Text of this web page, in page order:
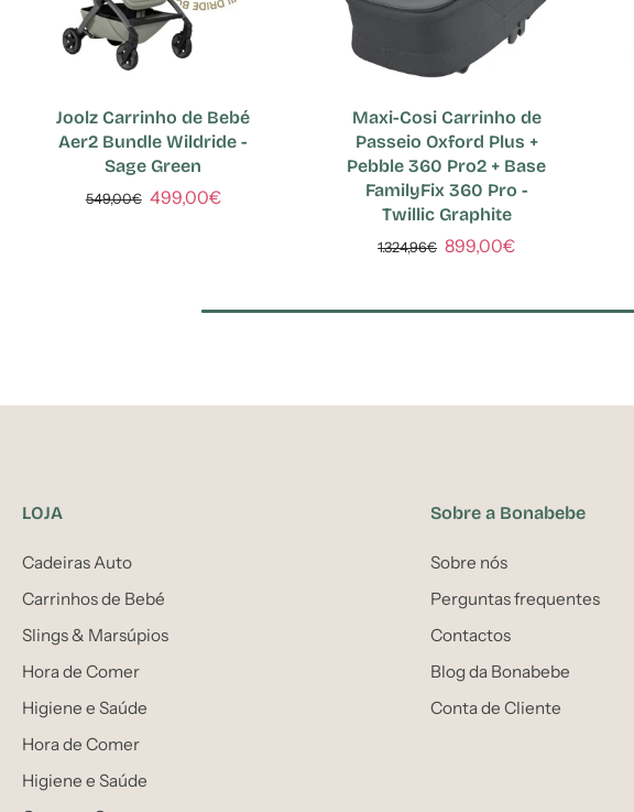
Joolz Carrinho de Bebé
Aer2 Bundle Wildride -
Sage Green
549,00€ 499,00€
Maxi-Cosi Carrinho de
Passeio Oxford Plus +
Pebble 360 Pro2 + Base
FamilyFix 360 Pro -
Twillic Graphite
1.324,96€ 899,00€
LOJA
Cadeiras Auto
Carrinhos de Bebé
Slings & Marsúpios
Hora de Comer
Higiene e Saúde
Hora de Comer
Higiene e Saúde
Sobre a Bonabebe
Sobre nós
Perguntas frequentes
Contactos
Blog da Bonabebe
Conta de Cliente